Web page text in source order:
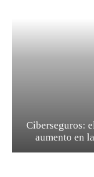
Ciberseguros:
aumento en